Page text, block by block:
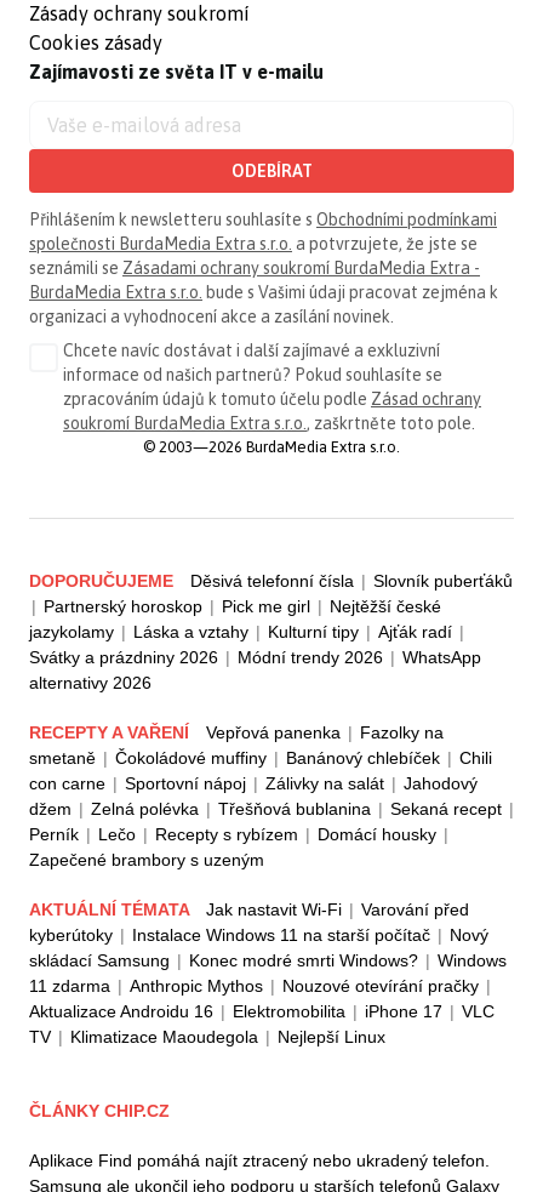
Zásady ochrany soukromí
Cookies zásady
Zajímavosti ze světa IT v e-mailu
ODEBÍRAT
Přihlášením k newsletteru souhlasíte s Obchodními podmínkami
společnosti BurdaMedia Extra s.r.o. a potvrzujete, že jste se
seznámili se Zásadami ochrany soukromí BurdaMedia Extra -
BurdaMedia Extra s.r.o. bude s Vašimi údaji pracovat zejména k
organizaci a vyhodnocení akce a zasílání novinek.
Chcete navíc dostávat i další zajímavé a exkluzivní
informace od našich partnerů? Pokud souhlasíte se
zpracováním údajů k tomuto účelu podle Zásad ochrany
soukromí BurdaMedia Extra s.r.o. , zaškrtněte toto pole.
© 2003—2026 BurdaMedia Extra s.r.o.
DOPORUČUJEME Děsivá telefonní čísla | Slovník puberťáků
| Partnerský horoskop | Pick me girl | Nejtěžší české
jazykolamy | Láska a vztahy | Kulturní tipy | Ajťák radí |
Svátky a prázdniny 2026 | Módní trendy 2026 | WhatsApp
alternativy 2026
RECEPTY A VAŘENÍ Vepřová panenka | Fazolky na
smetaně | Čokoládové muffiny | Banánový chlebíček | Chili
con carne | Sportovní nápoj | Zálivky na salát | Jahodový
džem | Zelná polévka | Třešňová bublanina | Sekaná recept |
Perník | Lečo | Recepty s rybízem | Domácí housky |
Zapečené brambory s uzeným
AKTUÁLNÍ TÉMATA Jak nastavit Wi-Fi | Varování před
kyberútoky | Instalace Windows 11 na starší počítač | Nový
skládací Samsung | Konec modré smrti Windows? | Windows
11 zdarma | Anthropic Mythos | Nouzové otevírání pračky |
Aktualizace Androidu 16 | Elektromobilita | iPhone 17 | VLC
TV | Klimatizace Maoudegola | Nejlepší Linux
ČLÁNKY CHIP.CZ
Aplikace Find pomáhá najít ztracený nebo ukradený telefon.
Samsung ale ukončil jeho podporu u starších telefonů Galaxy